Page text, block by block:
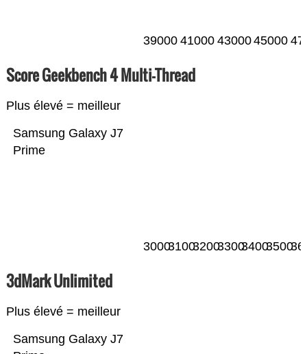
39000 41000 4300045000
Score Geekbench 4 Multi-Thread
Plus élevé = meilleur
Samsung Galaxy J7
Prime
300031003200330034003500
3dMark Unlimited
Plus élevé = meilleur
Samsung Galaxy J7